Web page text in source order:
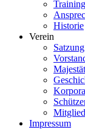
Historie
Verein
Satzung
Impressum